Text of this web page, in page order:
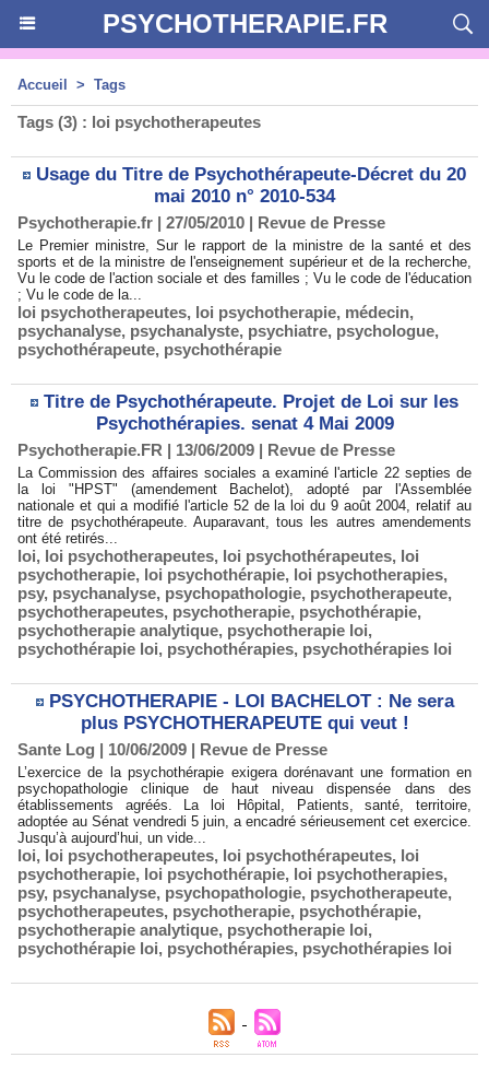
PSYCHOTHERAPIE.FR
Accueil > Tags
Tags (3) : loi psychotherapeutes
Usage du Titre de Psychothérapeute-Décret du 20
mai 2010 n° 2010-534
Psychotherapie.fr | 27/05/2010 | Revue de Presse
Le Premier ministre, Sur le rapport de la ministre de la santé et des
sports et de la ministre de l'enseignement supérieur et de la recherche,
Vu le code de l'action sociale et des familles ; Vu le code de l'éducation
; Vu le code de la...
loi psychotherapeutes, loi psychotherapie, médecin,
psychanalyse, psychanalyste, psychiatre, psychologue,
psychothérapeute, psychothérapie
Titre de Psychothérapeute. Projet de Loi sur les
Psychothérapies. senat 4 Mai 2009
Psychotherapie.FR | 13/06/2009 | Revue de Presse
La Commission des affaires sociales a examiné l'article 22 septies de
la loi "HPST" (amendement Bachelot), adopté par l'Assemblée
nationale et qui a modifié l'article 52 de la loi du 9 août 2004, relatif au
titre de psychothérapeute. Auparavant, tous les autres amendements
ont été retirés...
loi, loi psychotherapeutes, loi psychothérapeutes, loi
psychotherapie, loi psychothérapie, loi psychotherapies,
psy, psychanalyse, psychopathologie, psychotherapeute,
psychotherapeutes, psychotherapie, psychothérapie,
psychotherapie analytique, psychotherapie loi,
psychothérapie loi, psychothérapies, psychothérapies loi
PSYCHOTHERAPIE - LOI BACHELOT : Ne sera
plus PSYCHOTHERAPEUTE qui veut !
Sante Log | 10/06/2009 | Revue de Presse
L’exercice de la psychothérapie exigera dorénavant une formation en
psychopathologie clinique de haut niveau dispensée dans des
établissements agréés. La loi Hôpital, Patients, santé, territoire,
adoptée au Sénat vendredi 5 juin, a encadré sérieusement cet exercice.
Jusqu’à aujourd’hui, un vide...
loi, loi psychotherapeutes, loi psychothérapeutes, loi
psychotherapie, loi psychothérapie, loi psychotherapies,
psy, psychanalyse, psychopathologie, psychotherapeute,
psychotherapeutes, psychotherapie, psychothérapie,
psychotherapie analytique, psychotherapie loi,
psychothérapie loi, psychothérapies, psychothérapies loi